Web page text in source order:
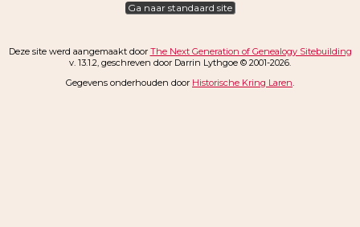
Ga naar standaard site
Deze site werd aangemaakt door The Next Generation of Genealogy Sitebuilding
v. 13.1.2, geschreven door Darrin Lythgoe © 2001-2026.
Gegevens onderhouden door Historische Kring Laren.